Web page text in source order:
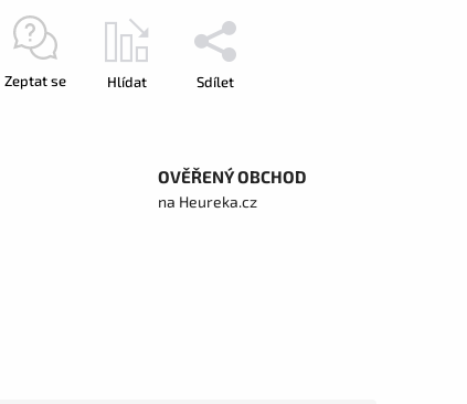
Zeptat se Hlídat Sdílet
OVĚŘENÝ OBCHOD
na Heureka.cz